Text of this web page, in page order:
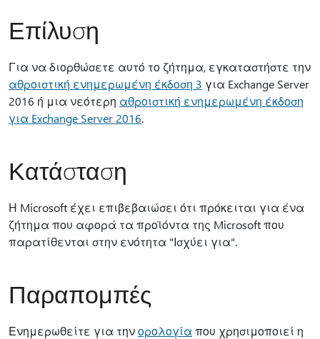
Επίλυση
Για να διορθώσετε αυτό το ζήτημα, εγκαταστήστε την
αθροιστική ενημερωμένη έκδοση 3 για Exchange Server
2016 ή μια νεότερη αθροιστική ενημερωμένη έκδοση
για Exchange Server 2016.
Κατάσταση
Η Microsoft έχει επιβεβαιώσει ότι πρόκειται για ένα
ζήτημα που αφορά τα προϊόντα της Microsoft που
παρατίθενται στην ενότητα "Ισχύει για".
Παραπομπές
Ενημερωθείτε για τηνορολογία που χρησιμοποιεί η